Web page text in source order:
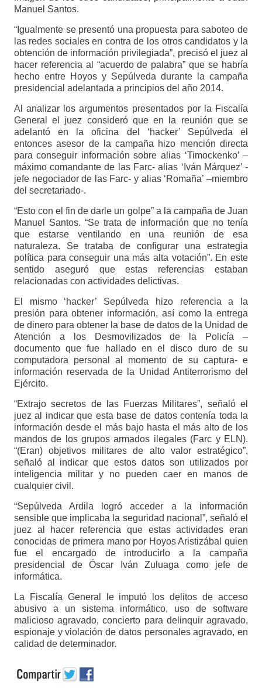
Manuel Santos.
“Igualmente se presentó una propuesta para saboteo de
las redes sociales en contra de los otros candidatos y la
obtención de información privilegiada”, precisó el juez al
hacer referencia al “acuerdo de palabra” que se habría
hecho entre Hoyos y Sepúlveda durante la campaña
presidencial adelantada a principios del año 2014.
Al analizar los argumentos presentados por la Fiscalía
General el juez consideró que en la reunión que se
adelantó en la oficina del ‘hacker’ Sepúlveda el
entonces asesor de la campaña hizo mención directa
para conseguir información sobre alias ‘Timockenko’ –
máximo comandante de las Farc- alias ‘Iván Márquez’ -
jefe negociador de las Farc- y alias ‘Romaña’ –miembro
del secretariado-.
“Esto con el fin de darle un golpe” a la campaña de Juan
Manuel Santos. “Se trata de información que no tenía
que estarse ventilando en una reunión de esa
naturaleza. Se trataba de configurar una estrategia
política para conseguir una más alta votación”. En este
sentido aseguró que estas referencias estaban
relacionadas con actividades delictivas.
El mismo ‘hacker’ Sepúlveda hizo referencia a la
presión para obtener información, así como la entrega
de dinero para obtener la base de datos de la Unidad de
Atención a los Desmovilizados de la Policía –
documento que fue hallado en el disco duro de su
computadora personal al momento de su captura- e
información reservada de la Unidad Antiterrorismo del
Ejército.
“Extrajo secretos de las Fuerzas Militares”, señaló el
juez al indicar que esta base de datos contenía toda la
información desde el más bajo hasta el más alto de los
mandos de los grupos armados ilegales (Farc y ELN).
“(Eran) objetivos militares de alto valor estratégico”,
señaló al indicar que estos datos son utilizados por
inteligencia militar y no pueden caer en manos de
cualquier civil.
“Sepúlveda Ardila logró acceder a la información
sensible que implicaba la seguridad nacional”, señaló el
juez al hacer referencia que estas actividades eran
conocidas de primera mano por Hoyos Aristizábal quien
fue el encargado de introducirlo a la campaña
presidencial de Óscar Iván Zuluaga como jefe de
informática.
La Fiscalía General le imputó los delitos de acceso
abusivo a un sistema informático, uso de software
malicioso agravado, concierto para delinquir agravado,
espionaje y violación de datos personales agravado, en
calidad de determinador.